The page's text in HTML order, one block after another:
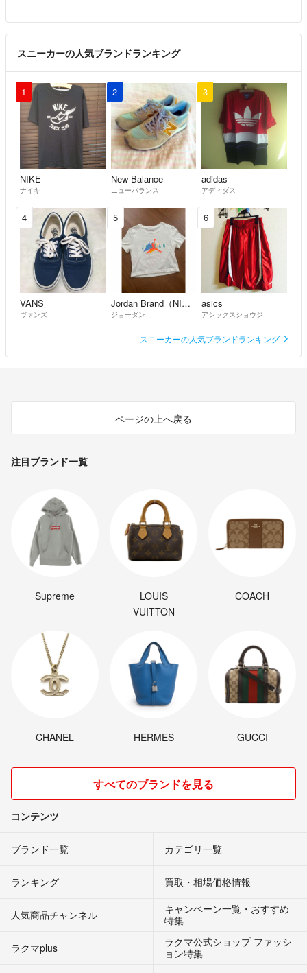
スニーカーの人気ブランドランキング
1
NIKE
ナイキ
2
New Balance
ニューバランス
3
adidas
アディダス
4
VANS
ヴァンズ
5
Jordan Brand（NIKE）
ジョーダン
6
asics
アシックスショウジ
スニーカーの人気ブランドランキング
ページの上へ戻る
注目ブランド一覧
Supreme
LOUIS
VUITTON
COACH
CHANEL HERMES GUCCI
すべてのブランドを見る
コンテンツ
ブランド一覧 カテゴリ一覧
ランキング 買取・相場価格情報
人気商品チャンネル
キャンペーン一覧・おすすめ
特集
ラクマplus
ラクマ公式ショップ ファッシ
ョン特集